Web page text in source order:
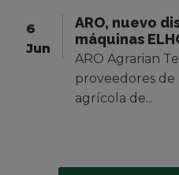
6
Jun
ARO, nuevo
máquinas
ARO Agrarian
proveedores de
agrícola de...